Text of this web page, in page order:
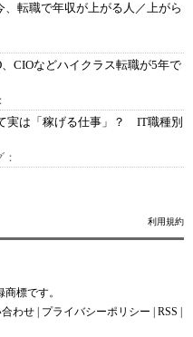
、転職で年収が上がる人／上がら
CIOなどハイクラス転職が5年で
実は「稼げる仕事」？ IT職種別
利用規約
標です。
わせ プライバシーポリシー RSS